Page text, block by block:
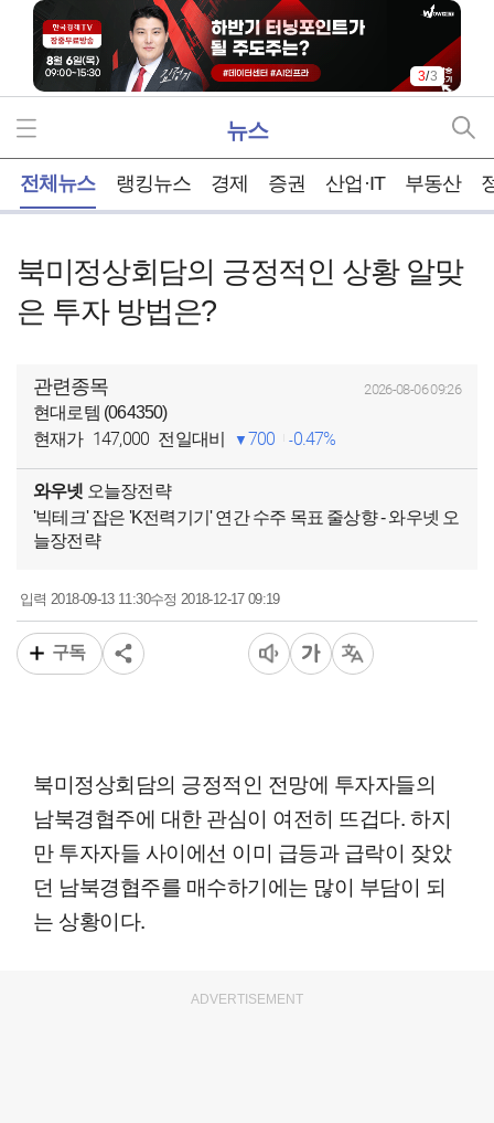
3/3
뉴스
전체뉴스 랭킹뉴스 경제 증권 산업·IT 부동산
북미정상회담의 긍정적인 상황 알맞
은 투자 방법은?
관련종목 2026-08-06 09:26
현대로템 (064350)
현재가 147,000 전일대비 700 0.47%
와우넷 오늘장전략
'빅테크' 잡은 'K전력기기' 연간 수주 목표 줄상향 - 와우넷 오
늘장전략
입력 2018-09-13 11:30수정 2018-12-17 09:19
구독
북미정상회담의 긍정적인 전망에 투자자들의
남북경협주에 대한 관심이 여전히 뜨겁다. 하지
만 투자자들 사이에선 이미 급등과 급락이 잦았
던 남북경협주를 매수하기에는 많이 부담이 되
는 상황이다.
ADVERTISEMENT